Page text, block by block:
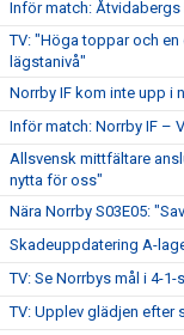
Inför match: Åtvidabergs
TV: "Höga toppar och
lägstanivå"
Norrby IF kom inte upp i
Inför match: Norrby IF –
Allsvensk mittfältare
nytta för oss"
Nära Norrby S03E05:
Skadeuppdatering A-
TV: Se Norrbys mål i 4-1-
TV: Upplev glädjen efter